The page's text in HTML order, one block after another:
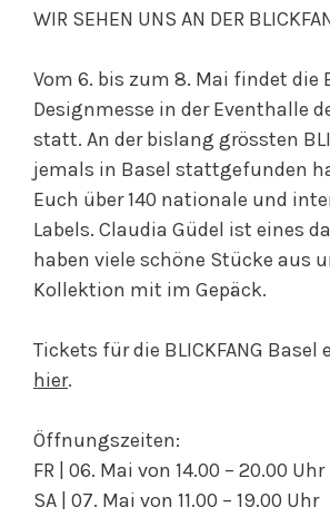
WIR SEHEN UNS AN DER
Vom 6. bis zum 8. Mai findet die
Designmesse in der Eventhalle
statt. An der bislang grössten
jemals in Basel stattgefunden
Euch über 140 nationale und
Labels. Claudia Güdel ist eines
haben viele schöne Stücke aus
Kollektion mit im Gepäck.
Tickets für die BLICKFANG
hier.
Öffnungszeiten:
FR | 06. Mai von 14.00 – 20.00 Uhr
SA | 07. Mai von 11.00 – 19.00 Uhr